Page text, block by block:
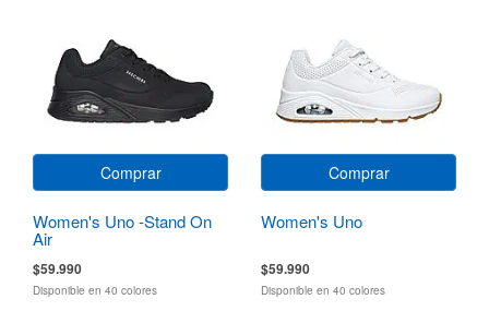
Comprar
Women's Uno -Stand On
Air
$59.990
Disponible en 40 colores
Comprar
Women's Uno
$59.990
Disponible en 40 colores